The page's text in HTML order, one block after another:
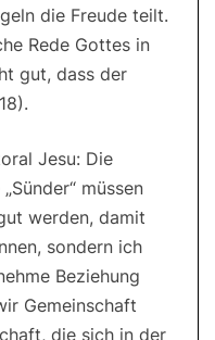
die Freude teilt.
Rede Gottes in
gut, dass der
Jesu: Die
müssen
werden, damit
sondern ich
Beziehung
Gemeinschaft
die sich in der